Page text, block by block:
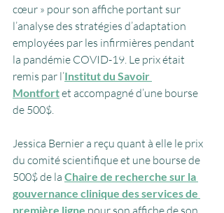
cœur » pour son affiche portant sur
l’analyse des stratégies d’adaptation
employées par les infirmières pendant
la pandémie COVID-19. Le prix était
remis par l’Institut du Savoir
Montfort et accompagné d’une bourse
de 500$.
Jessica Bernier a reçu quant à elle le prix
du comité scientifique et une bourse de
500$ de la Chaire de recherche sur la
gouvernance clinique des services de
première ligne pour son affiche de son